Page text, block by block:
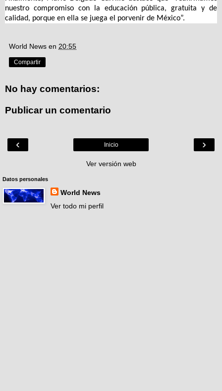
nuestro compromiso con la educación pública, gratuita y de
calidad, porque en ella se juega el porvenir de México”.
World News en 20:55
Compartir
No hay comentarios:
Publicar un comentario
‹ ›
Inicio
Ver versión web
Datos personales
World News
Ver todo mi perfil